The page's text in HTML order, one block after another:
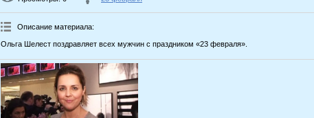
Описание материала:
Ольга Шелест поздравляет всех мужчин с праздником «23 февраля».